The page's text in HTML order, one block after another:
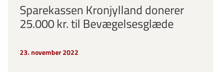
Sparekassen Kronjylland donerer
25.000 kr. til Bevægelsesglæde
23. november 2022